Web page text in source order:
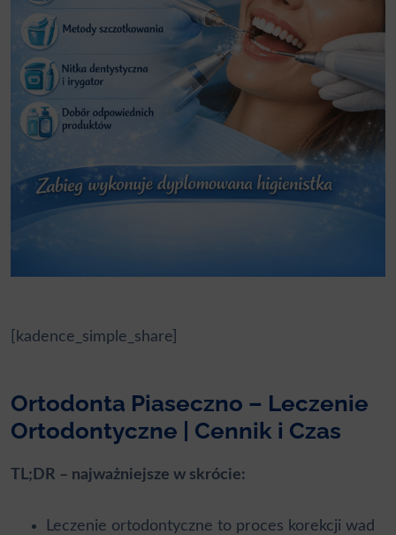
[kadence_simple_share]
Ortodonta Piaseczno – Leczenie
Ortodontyczne | Cennik i Czas
TL;DR – najważniejsze w skrócie:
Leczenie ortodontyczne to proces korekcji wad